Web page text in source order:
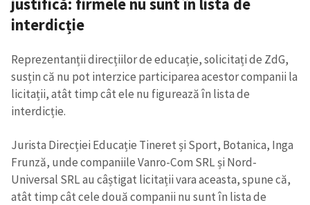
justifică: firmele nu sunt în lista de
interdicție
Reprezentanții direcțiilor de educație, solicitați de ZdG,
susțin că nu pot interzice participarea acestor companii la
licitații, atât timp cât ele nu figurează în lista de
interdicție.
Jurista Direcției Educație Tineret și Sport, Botanica, Inga
Frunză, unde companiile Vanro-Com SRL și Nord-
Universal SRL au câștigat licitații vara aceasta, spune că,
atât timp cât cele două companii nu sunt în lista de